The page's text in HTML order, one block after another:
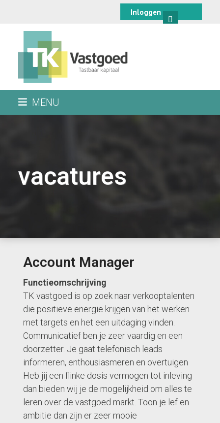
content
Inloggen
MENU
vacatures
Account Manager
Functieomschrijving
TK vastgoed is op zoek naar verkooptalenten
die positieve energie krijgen van het werken
met targets en het een uitdaging vinden.
Communicatief ben je zeer vaardig en een
doorzetter. Je gaat telefonisch leads
informeren, enthousiasmeren en overtuigen
Heb jij een flinke dosis vermogen tot inleving
dan bieden wij je de mogelijkheid om alles te
leren over de vastgoed markt. Toon je lef en
ambitie dan zijn er zeer mooie